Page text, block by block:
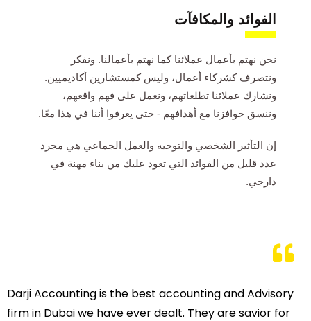
الفوائد والمكافآت
نحن نهتم بأعمال عملائنا كما نهتم بأعمالنا. ونفكر
ونتصرف كشركاء أعمال، وليس كمستشارين أكاديميين.
ونشارك عملائنا تطلعاتهم، ونعمل على فهم واقعهم،
وننسق حوافزنا مع أهدافهم - حتى يعرفوا أننا في هذا معًا.
إن التأثير الشخصي والتوجيه والعمل الجماعي هي مجرد
عدد قليل من الفوائد التي تعود عليك من بناء مهنة في
دارجي.
Darji Accounting is the best accounting and Advisory
firm in Dubai we have ever dealt. They are savior for